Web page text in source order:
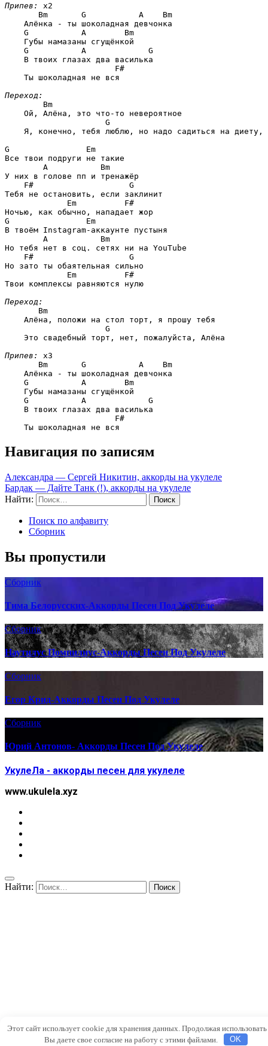
Припев:
x2
Bm       G           A    Bm
    Алёнка - ты шоколадная девчонка
G           A        Bm
    Губы намазаны сгущёнкой
G           A             G
    В твоих глазах два василька
F#
    Ты шоколадная не вся
Переход:
Bm
    Ой, Алёна, это что-то невероятное
G
Я, конечно, тебя люблю, но надо садиться на диету,
G                Em
Все твои подруги не такие
A           Bm
У них в голове пп и тренажёр
F#                    G
Тебя не остановить, если заклинит
Em          F#
G                Em
В твоём Instagram-аккаунте пустыня
A           Bm
Но тебя нет в соц. сетях ни на YouTube
F#                    G
Но зато ты обаятельная сильно
Em          F#
Твои комплексы равняются нулю
Переход:
Bm
    Алёна, положи на стол торт, я прошу тебя
G
    Это свадебный торт, нет, пожалуйста, Алёна
Припев:
x3
Bm       G           A    Bm
    Алёнка - ты шоколадная девчонка
G           A        Bm
    Губы намазаны сгущёнкой
G           A             G
    В твоих глазах два василька
F#
Навигация по записям
Александра — Сергей Никитин, аккорды на укулеле
Бардак — Дайте Танк (!), аккорды на укулеле
Найти:
Поиск по алфавиту
Сборник
Вы пропустили
Сборник
Тима Белорусских-Аккорды Песен Под Укулеле
Сборник
Наутилус Помпилиус-Аккорды Песен Под Укулеле
Сборник
Егор Крид-Аккорды Песен Под Укулеле
Сборник
Юрий Антонов- Аккорды Песен Под Укулеле
УкулеЛа - аккорды песен для укулеле
www.ukulela.xyz
Найти:
Этот сайт использует cookie для хранения данных. Продолжая использовать
Вы даете свое согласие на работу с этими файлами.
OK